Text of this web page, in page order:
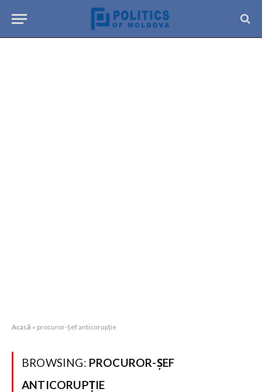
Acasă » procuror-șef anticorupție
BROWSING: PROCUROR-ȘEF
ANTICORUPȚIE